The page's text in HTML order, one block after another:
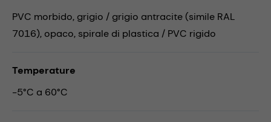
PVC morbido, grigio / grigio antracite (simile RAL
7016), opaco, spirale di plastica / PVC rigido
Temperature
-5°C a 60°C